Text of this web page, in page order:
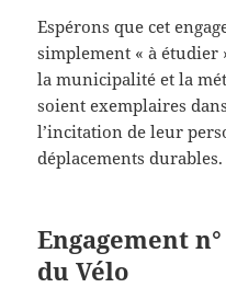
Espérons que cet
simplement « à étudier
la municipalité et la
soient exemplaires
l’incitation de leur
déplacements durables.
Engagement
du Vélo